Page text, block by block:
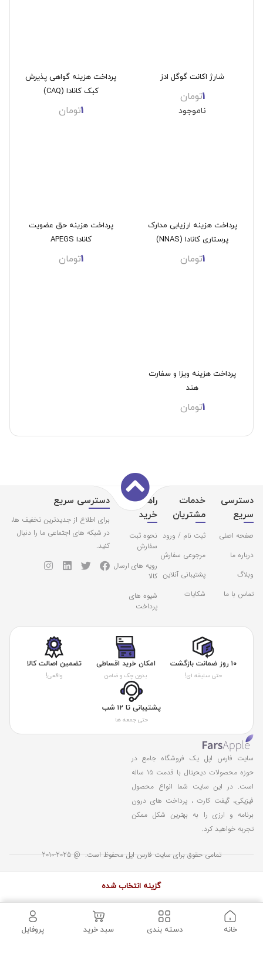
شارژ اکانت گوگل ادز
1تومان
ناموجود
پرداخت هزینه گواهی پذیرش
کبک کانادا (CAQ)
1تومان
پرداخت هزینه ارزیابی مدارک
پرستاری کانادا (NNAS)
1تومان
پرداخت هزینه حق عضویت
کانادا APEGS
1تومان
پرداخت هزینه ویزا و سفارت
هند
1تومان
دسترسی
سریع
صفحه اصلی
درباره ما
وبلاگ
تماس با ما
خدمات
مشتریان
ثبت نام / ورود
مرجوعی سفارش
پشتیبانی آنلاین
شکایات
راهنمای
خرید
نحوه ثبت
سفارش
رویه های ارسال
کالا
شیوه های
پرداخت
دسترسی سریع
برای اطلاع از جدیدترین تخفیف ها،
در شبکه های اجتماعی ما را دنبال
کنید.
۱۰ روز ضمانت بازگشت
حتی سلیقه ای!
امکان خرید اقساطی
بدون چک و ضامن
تضمین اصالت کالا
واقعی!
پشتیبانی تا ۱۲ شب
حتی جمعه ها
سایت فارس اپل یک فروشگاه جامع در
حوزه محصولات دیحیتال با قدمت ۱۵ ساله
است. در این سایت شما انواع محصول
فیزیکی، گیفت کارت ، پرداخت های درون
برنامه و ارزی را به بهترین شکل ممکن
تجربه خواهید کرد.
تمامی حقوق برای سایت فارس اپل محفوظ است. @ 2025-2010
گزینه انتخاب شده
خانه دسته بندی سبد خرید پروفایل